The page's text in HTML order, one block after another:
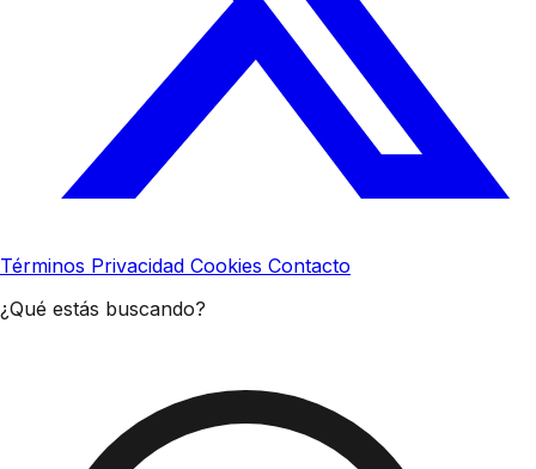
Términos Privacidad Cookies Contacto
¿Qué estás buscando?